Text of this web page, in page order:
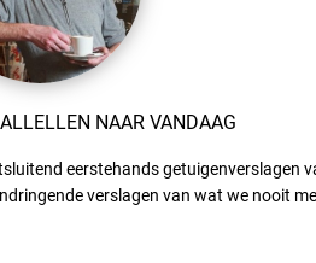
NAAR VANDAAG
eerstehands getuigenverslagen
verslagen van wat we nooit